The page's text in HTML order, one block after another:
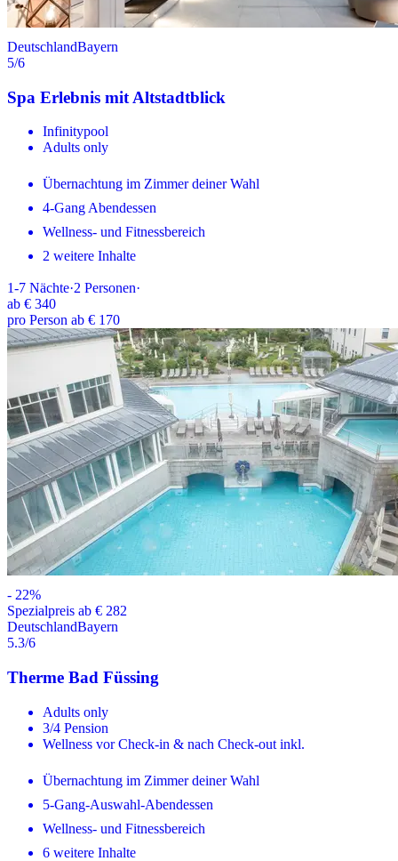
DeutschlandBayern
5/6
Spa Erlebnis mit Altstadtblick
Infinitypool
Adults only
Übernachtung im Zimmer deiner Wahl
4-Gang Abendessen
Wellness- und Fitnessbereich
2 weitere Inhalte
1-7 Nächte·2 Personen·
ab € 340
pro Person ab € 170
- 22%
Spezialpreis ab € 282
DeutschlandBayern
5.3/6
Therme Bad Füssing
Adults only
3/4 Pension
Wellness vor Check-in & nach Check-out inkl.
Übernachtung im Zimmer deiner Wahl
5-Gang-Auswahl-Abendessen
Wellness- und Fitnessbereich
6 weitere Inhalte